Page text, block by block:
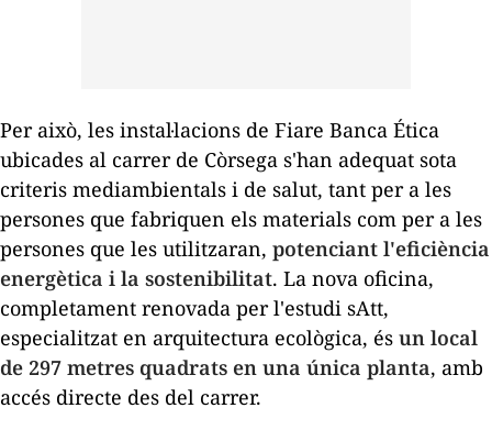
Per això, les instal·lacions de Fiare Banca Ética
ubicades al carrer de Còrsega s'han adequat sota
criteris mediambientals i de salut, tant per a les
persones que fabriquen els materials com per a les
persones que les utilitzaran, potenciant l'eficiència
energètica i la sostenibilitat. La nova oficina,
completament renovada per l'estudi sAtt,
especialitzat en arquitectura ecològica, és un local
de 297 metres quadrats en una única planta, amb
accés directe des del carrer.